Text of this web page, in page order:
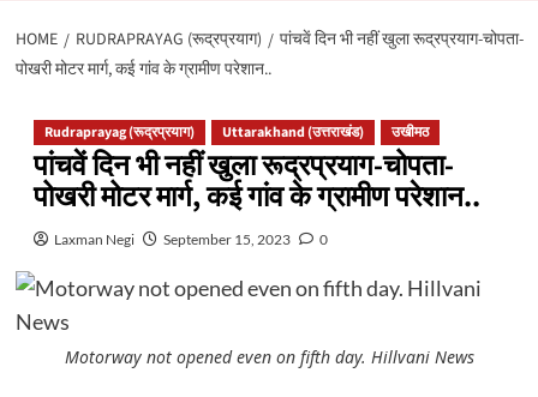
HOME RUDRAPRAYAG (रूद्रप्रयाग)
पांचवें दिन भी नहीं खुला रूद्रप्रयाग-चोपता-
पोखरी मोटर मार्ग, कई गांव के ग्रामीण परेशान..
Rudraprayag (रूद्रप्रयाग) Uttarakhand (उत्तराखंड) उखीमठ
पांचवें दिन भी नहीं खुला रूद्रप्रयाग-चोपता-
पोखरी मोटर मार्ग, कई गांव के ग्रामीण परेशान..
Laxman Negi September 15, 2023 0
Motorway not opened even on fifth day. Hillvani News